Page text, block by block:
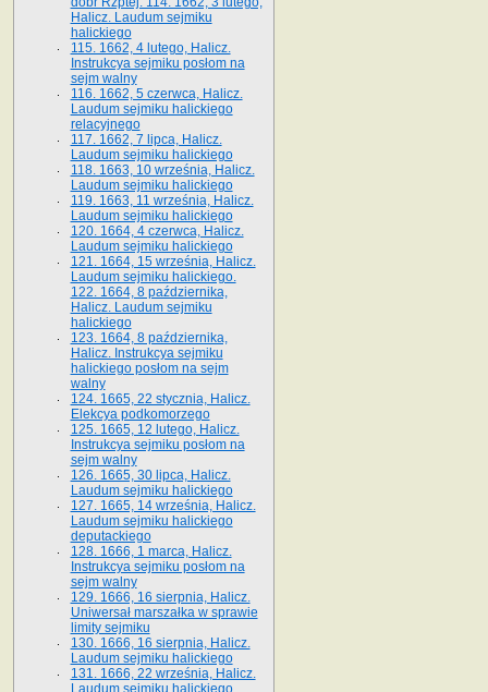
Halicz. Laudum sejmiku
halickiego
115. 1662, 4 lutego, Halicz.
Instrukcya sejmiku posłom na
sejm walny
116. 1662, 5 czerwca, Halicz.
Laudum sejmiku halickiego
relacyjnego
117. 1662, 7 lipca, Halicz.
Laudum sejmiku halickiego
118. 1663, 10 września, Halicz.
Laudum sejmiku halickiego
119. 1663, 11 września, Halicz.
Laudum sejmiku halickiego
120. 1664, 4 czerwca, Halicz.
Laudum sejmiku halickiego
121. 1664, 15 września, Halicz.
Laudum sejmiku halickiego.
122. 1664, 8 października,
Halicz. Laudum sejmiku
halickiego
123. 1664, 8 października,
Halicz. Instrukcya sejmiku
halickiego posłom na sejm
walny
124. 1665, 22 stycznia, Halicz.
Elekcya podkomorzego
125. 1665, 12 lutego, Halicz.
Instrukcya sejmiku posłom na
sejm walny
126. 1665, 30 lipca, Halicz.
Laudum sejmiku halickiego
127. 1665, 14 września, Halicz.
Laudum sejmiku halickiego
deputackiego
128. 1666, 1 marca, Halicz.
Instrukcya sejmiku posłom na
sejm walny
129. 1666, 16 sierpnia, Halicz.
Uniwersał marszałka w sprawie
limity sejmiku
130. 1666, 16 sierpnia, Halicz.
Laudum sejmiku halickiego
131. 1666, 22 września, Halicz.
Laudum sejmiku halickiego